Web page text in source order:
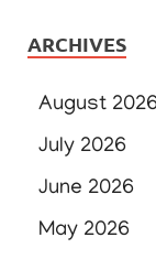
ARCHIVES
August
July 2026
June 2026
May 2026